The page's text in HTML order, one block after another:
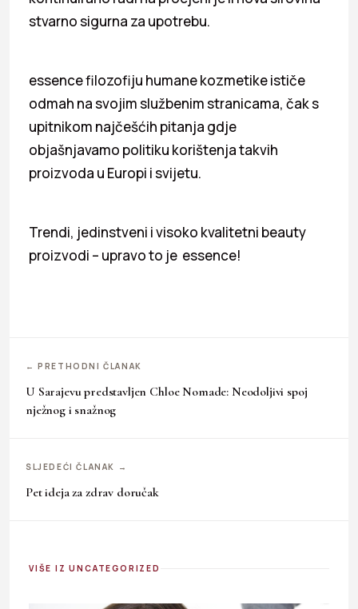
stvarno sigurna za upotrebu.
essence filozofiju humane kozmetike ističe
odmah na svojim službenim stranicama, čak s
upitnikom najčešćih pitanja gdje
objašnjavamo politiku korištenja takvih
proizvoda u Europi i svijetu.
Trendi, jedinstveni i visoko kvalitetni beauty
proizvodi – upravo to je essence!
← PRETHODNI ČLANAK
U Sarajevu predstavljen Chloe Nomade: Neodoljivi spoj
nježnog i snažnog
SLJEDEĆI ČLANAK →
Pet ideja za zdrav doručak
VIŠE IZ UNCATEGORIZED